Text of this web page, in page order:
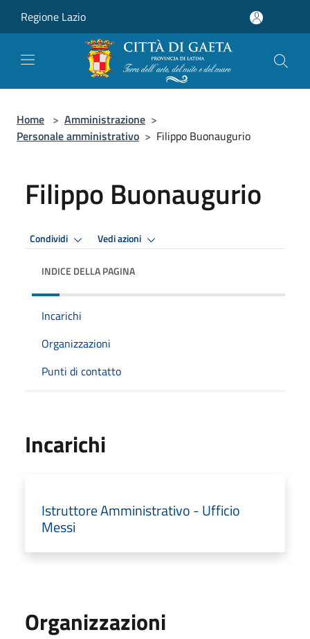
Regione Lazio
Home > Amministrazione >
Personale amministrativo > Filippo Buonaugurio
Filippo Buonaugurio
Condividi Vedi azioni
INDICE DELLA PAGINA
Incarichi
Organizzazioni
Punti di contatto
Incarichi
Istruttore Amministrativo - Ufficio
Messi
Organizzazioni